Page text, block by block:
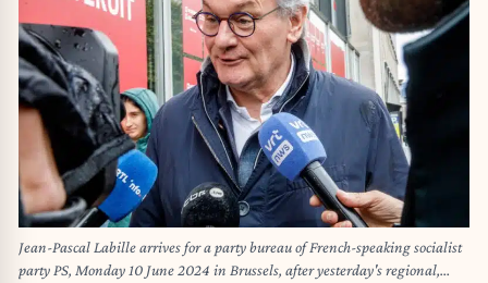
Jean-Pascal Labille arrives for a party bureau of French-speaking socialist
party PS, Monday 10 June 2024 in Brussels, after yesterday's regional,